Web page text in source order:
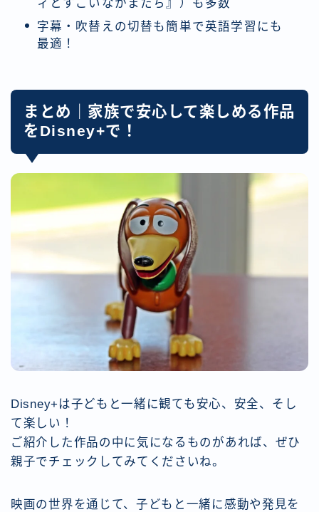
ィとすごいなかまたち』）も多数
字幕・吹替えの切替も簡単で英語学習にも
最適！
まとめ｜家族で安心して楽しめる作品
をDisney+で！
Disney+は子どもと一緒に観ても安心、安全、そし
て楽しい！
ご紹介した作品の中に気になるものがあれば、ぜひ
親子でチェックしてみてくださいね。
映画の世界を通じて、子どもと一緒に感動や発見を